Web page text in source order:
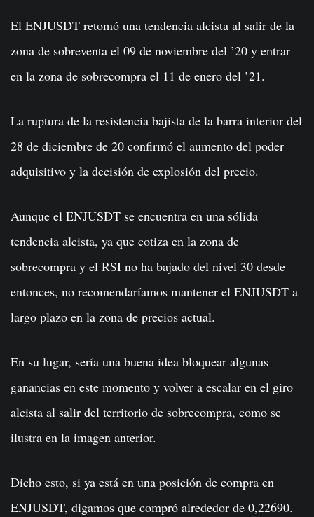
El ENJUSDT retomó una tendencia alcista al salir de la
zona de sobreventa el 09 de noviembre del ’20 y entrar
en la zona de sobrecompra el 11 de enero del ’21.
La ruptura de la resistencia bajista de la barra interior del
28 de diciembre de 20 confirmó el aumento del poder
adquisitivo y la decisión de explosión del precio.
Aunque el ENJUSDT se encuentra en una sólida
tendencia alcista, ya que cotiza en la zona de
sobrecompra y el RSI no ha bajado del nivel 30 desde
entonces, no recomendaríamos mantener el ENJUSDT a
largo plazo en la zona de precios actual.
En su lugar, sería una buena idea bloquear algunas
ganancias en este momento y volver a escalar en el giro
alcista al salir del territorio de sobrecompra, como se
ilustra en la imagen anterior.
Dicho esto, si ya está en una posición de compra en
ENJUSDT, digamos que compró alrededor de 0,22690.